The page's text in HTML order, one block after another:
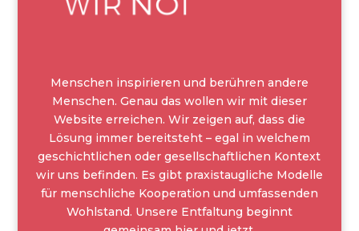
Menschen inspirieren und berühren andere
Menschen. Genau das wollen wir mit dieser
Website erreichen. Wir zeigen auf, dass die
Lösung immer bereitsteht – egal in welchem
geschichtlichen oder gesellschaftlichen Kontext
wir uns befinden. Es gibt praxistaugliche Modelle
für menschliche Kooperation und umfassenden
Wohlstand. Unsere Entfaltung beginnt